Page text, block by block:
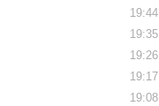
19:44
19:35
19:26
19:17
19:08